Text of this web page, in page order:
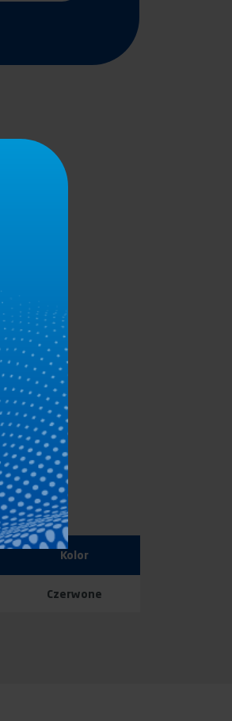
Kolor
Czerwone